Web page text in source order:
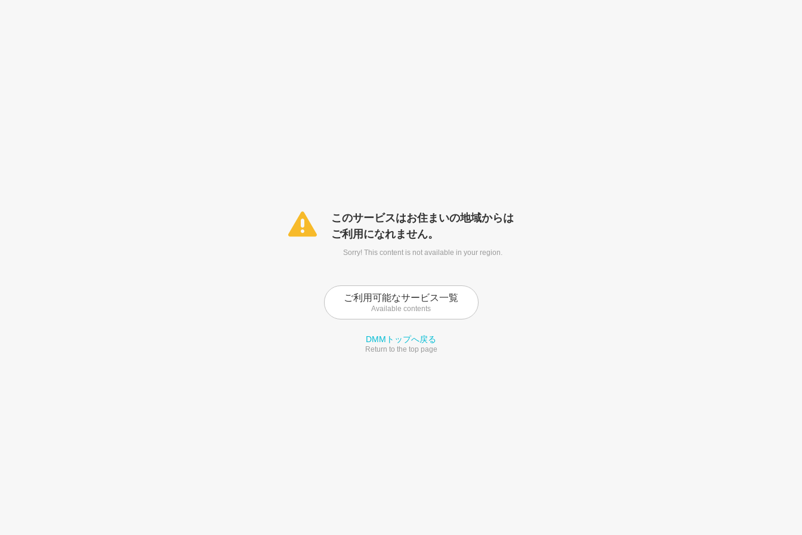
このサービスはお住まいの地域からは
ご利用になれません。
Sorry! This content is not available in your region.
ご利用可能なサービス一覧
Available contents
DMMトップへ戻る
Return to the top page